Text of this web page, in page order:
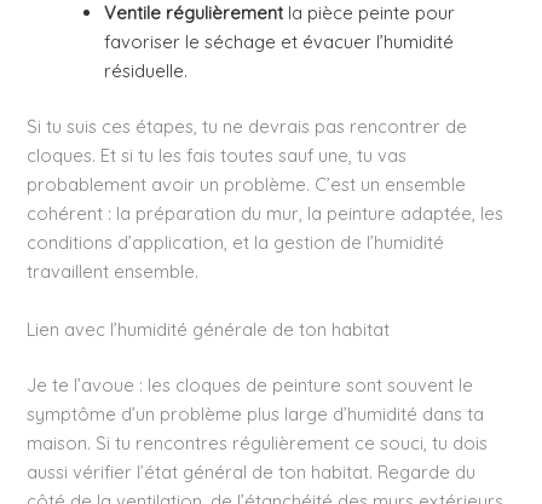
Ventile régulièrement la pièce peinte pour
favoriser le séchage et évacuer l’humidité
résiduelle.
Si tu suis ces étapes, tu ne devrais pas rencontrer de
cloques. Et si tu les fais toutes sauf une, tu vas
probablement avoir un problème. C’est un ensemble
cohérent : la préparation du mur, la peinture adaptée, les
conditions d’application, et la gestion de l’humidité
travaillent ensemble.
Lien avec l’humidité générale de ton habitat
Je te l’avoue : les cloques de peinture sont souvent le
symptôme d’un problème plus large d’humidité dans ta
maison. Si tu rencontres régulièrement ce souci, tu dois
aussi vérifier l’état général de ton habitat. Regarde du